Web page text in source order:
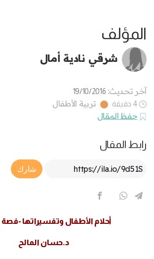
المؤلف
شرقي نادية أمال
آخر تحديث: 19/10/2016
4 دقيقة
تربية الأطفال
حفظ المقال
رابط المقال
Article Link
شارك
أحلام الأطفال وتفسيراتها -فصة
د.حسان المالح